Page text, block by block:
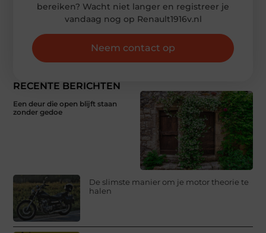
RECENTE BERICHTEN
Een deur die open blijft staan
zonder gedoe
De slimste manier om je motor theorie te
halen
bereiken? Wacht niet langer en registreer je
vandaag nog op Renault1916v.nl
Neem contact op